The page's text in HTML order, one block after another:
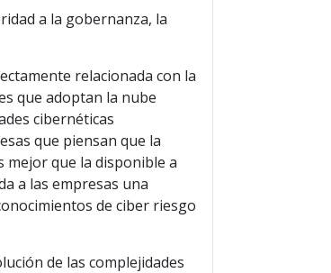
a la gobernanza, la
relacionada con la
que adoptan la nube
cibernéticas
que piensan que la
mejor que la disponible a
a las empresas una
de ciber riesgo
de las complejidades